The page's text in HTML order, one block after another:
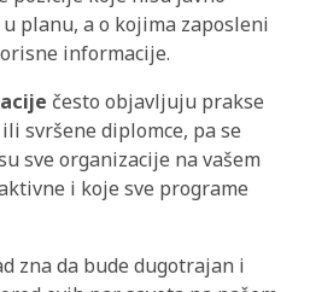
planu, a o kojima zaposleni
informacije.
često objavljuju prakse
svršene diplomce, pa se
sve organizacije na vašem
i koje sve programe
zna da bude dugotrajan i